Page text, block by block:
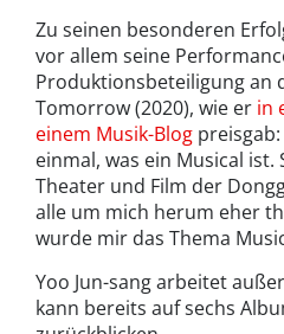
Zu seinen besonderen
vor allem seine
Produktionsbeteiligung an
Tomorrow (2020), wie er in
einem Musik-Blog
einmal, was ein Musical
Theater und Film der
alle um mich herum eher
wurde mir das Thema
Yoo Jun-sang arbeitet
kann bereits auf sechs